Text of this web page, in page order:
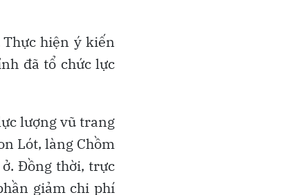
Thực hiện ý kiến
đã tổ chức lực
lượng vũ trang
Lót, làng Chồm
Đồng thời, trực
giảm chi phí